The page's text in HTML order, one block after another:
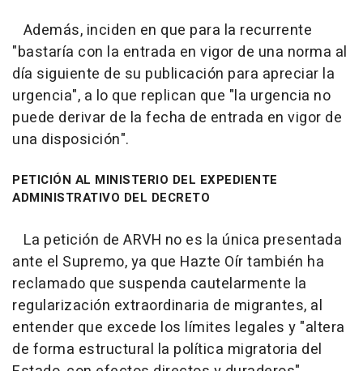
Además, inciden en que para la recurrente
"bastaría con la entrada en vigor de una norma al
día siguiente de su publicación para apreciar la
urgencia", a lo que replican que "la urgencia no
puede derivar de la fecha de entrada en vigor de
una disposición".
PETICIÓN AL MINISTERIO DEL EXPEDIENTE
ADMINISTRATIVO DEL DECRETO
La petición de ARVH no es la única presentada
ante el Supremo, ya que Hazte Oír también ha
reclamado que suspenda cautelarmente la
regularización extraordinaria de migrantes, al
entender que excede los límites legales y "altera
de forma estructural la política migratoria del